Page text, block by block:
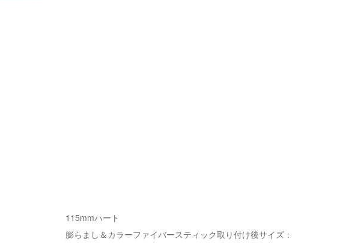
115mmハート
膨らまし＆カラーファイバースティック取り付け後サイズ：